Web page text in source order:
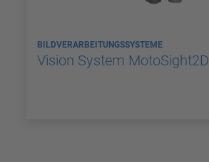
BILDVERARBEITUNGSSYSTEME
Vision System MotoSight2D